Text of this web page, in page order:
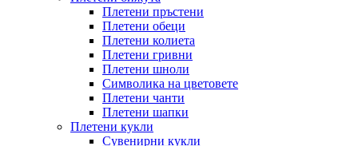
Плетени пръстени
Плетени обeци
Плетени колиета
Плетени гривни
Плетени шноли
Символика на цветовете
Плетени чанти
Плетени шапки
Плетени кукли
Сувенирни кукли